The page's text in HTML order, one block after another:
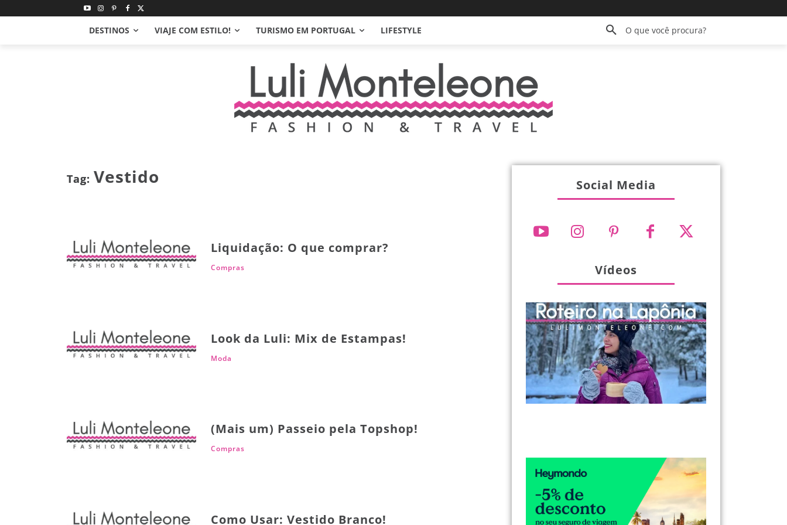
DESTINOS VIAJE COM ESTILO! TURISMO EM PORTUGAL LIFESTYLE O que você procura?
Tag: Vestido
Liquidação: O que comprar?
Compras
Look da Luli: Mix de Estampas!
Moda
(Mais um) Passeio pela Topshop!
Compras
Como Usar: Vestido Branco!
Social Media
Vídeos